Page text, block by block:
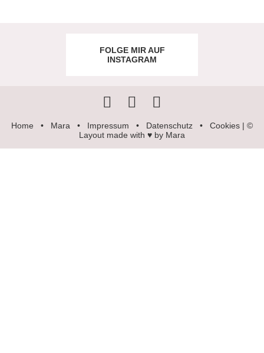
FOLGE MIR AUF
INSTAGRAM
Home • Mara • Impressum • Datenschutz • Cookies | ©
Layout made with ♥ by Mara